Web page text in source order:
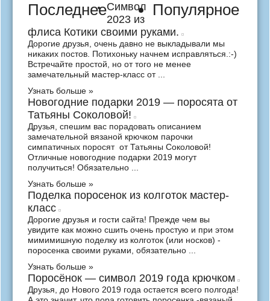
Популярное
ПоследнееСимвол
2023 из
флиса Котики своими руками.
Дорогие друзья, очень давно не выкладывали мы
никаких постов. Потихоньку начнем исправляться.:-)
Встречайте простой, но от того не менее
замечательный мастер-класс от ...
Узнать больше »
Новогодние подарки 2019 — поросята от
Татьяны Соколовой!
Друзья, спешим вас порадовать описанием
замечательной вязаной крючком парочки
симпатичных поросят от Татьяны Соколовой!
Отличные новогодние подарки 2019 могут
получиться! Обязательно ...
Узнать больше »
Поделка поросенок из колготок мастер-
класс
Дорогие друзья и гости сайта! Прежде чем вы
увидите как можно сшить очень простую и при этом
мимимишную поделку из колготок (или носков) -
поросенка своими руками, обязательно ...
Узнать больше »
Поросёнок — символ 2019 года крючком
Друзья, до Нового 2019 года остается всего полгода!